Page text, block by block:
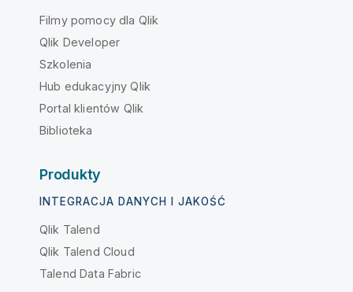
Filmy pomocy dla Qlik
Qlik Developer
Szkolenia
Hub edukacyjny Qlik
Portal klientów Qlik
Biblioteka
Produkty
INTEGRACJA DANYCH I JAKOŚĆ
Qlik Talend
Qlik Talend Cloud
Talend Data Fabric